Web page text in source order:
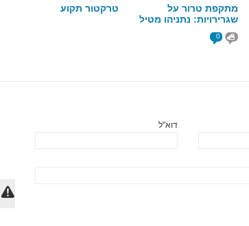
מתקפת טרור על
שגרירויות: נתניהו מטיל
אחריות על אירן
0
טרקטור תקוע
דוא"ל